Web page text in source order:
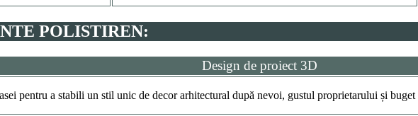
POLISTIREN:
Design de proiect 3D
pentru a stabili un stil unic de decor arhitectural după nevoi, gustul proprietarului și buget